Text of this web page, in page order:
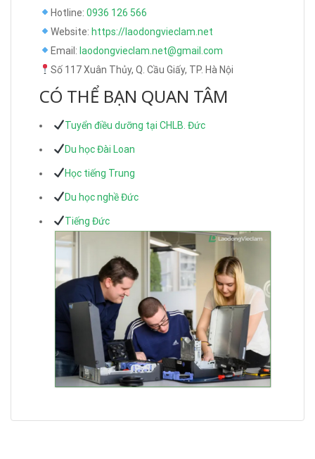
Hotline: 0936 126 566
Website: https://laodongvieclam.net
Email: laodongvieclam.net@gmail.com
Số 117 Xuân Thủy, Q. Cầu Giấy, TP. Hà Nội
CÓ THỂ BẠN QUAN TÂM
Tuyển điều dưỡng tại CHLB. Đức
Du học Đài Loan
Học tiếng Trung
Du học nghề Đức
Tiếng Đức